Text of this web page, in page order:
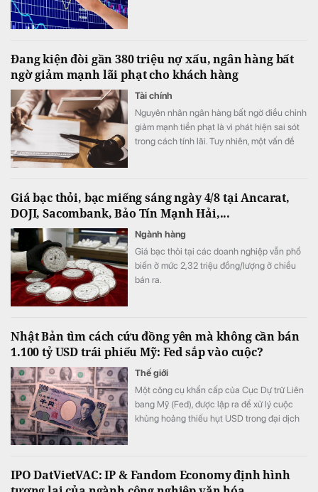
Đang kiện đòi gần 380 triệu nợ xấu, ngân hàng bất
ngờ giảm mạnh lãi phạt cho khách hàng
Tài chính
Nguyên nhân ngân hàng bất ngờ điều chỉnh
giảm mạnh tiền phạt là vì phát hiện sai sót
trong cách tính lãi. Tuy nhiên, một vấn đề
giấy.
Giá bạc thỏi, bạc miếng sáng ngày 4/8 tại Ancarat,
DOJI, Sacombank, Bảo Tín Mạnh Hải,...
Ngành hàng
Giá bạc thỏi tại các doanh nghiệp vẫn phổ
biến ở mức 2,32 triệu đồng/lượng ở chiều
bán ra.
Nhật Bản tìm cách cứu đồng yên mà không cần bán
1.100 tỷ USD trái phiếu Mỹ: Fed sắp vào cuộc?
Thế giới
Một công cụ khẩn cấp của Cục Dự trữ Liên
bang Mỹ (Fed), được lập ra để xử lý cuộc
khủng hoảng thiếu hụt USD trong đại dịch
IPO DatVietVAC: IP & Fandom Economy định hình